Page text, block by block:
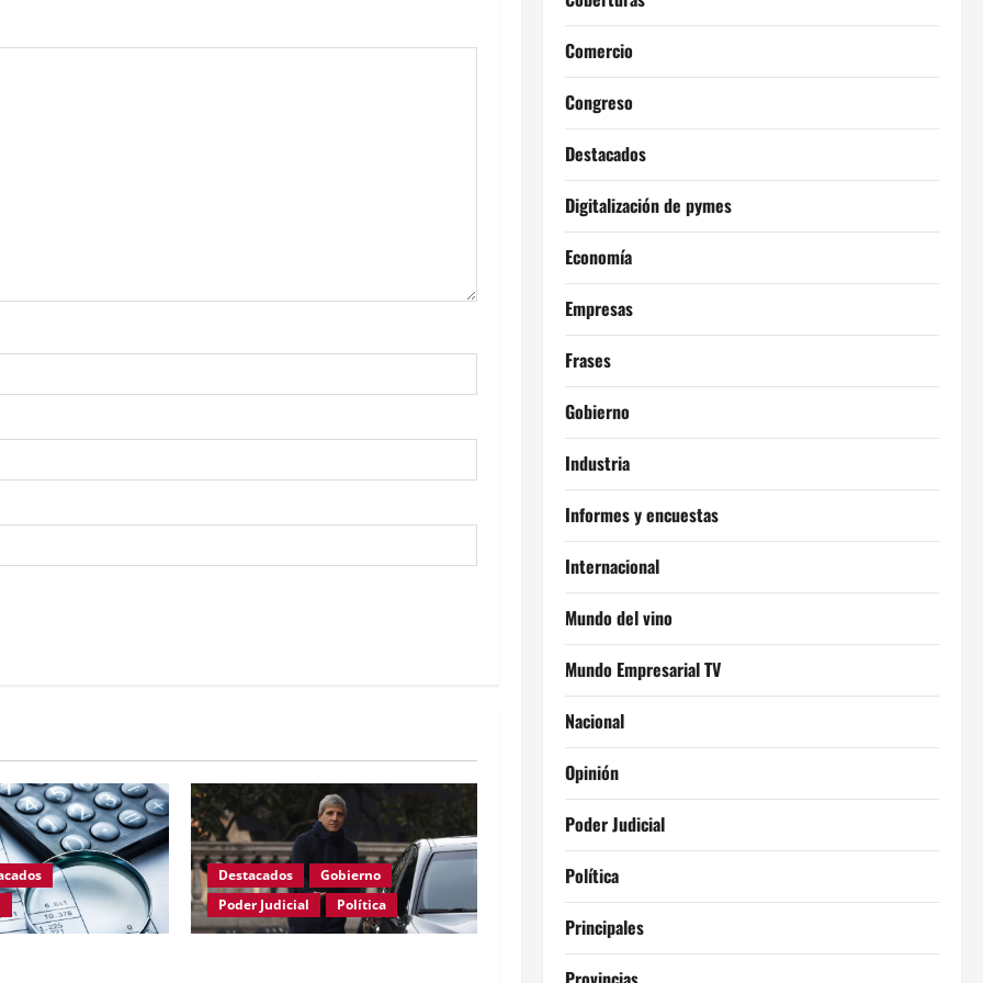
Destacados
Gobierno
Poder Judicial
Política
Comercio
Congreso
Destacados
Digitalización de pymes
Economía
Empresas
Frases
Gobierno
Industria
Informes y encuestas
Internacional
Mundo del vino
Mundo Empresarial TV
Nacional
Opinión
Poder Judicial
Política
Principales